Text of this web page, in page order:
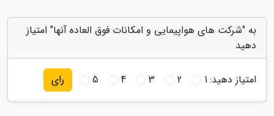
به "شرکت های هواپیمایی و امکانات فوق العاده آنها" امتیاز
دهید
امتیاز دهید:1
2
3
4
5 رای